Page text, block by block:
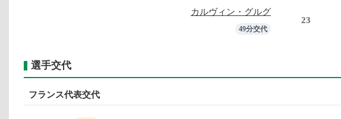
カルヴィン・グルグ
49分交代
23
選手交代
フランス代表交代